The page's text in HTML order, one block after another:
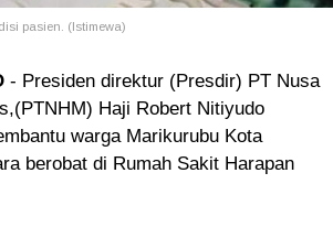
pasien. (Istimewa)
- Presiden direktur (Presdir) PT Nusa
Haji Robert Nitiyudo
warga Marikurubu Kota
berobat di Rumah Sakit Harapan